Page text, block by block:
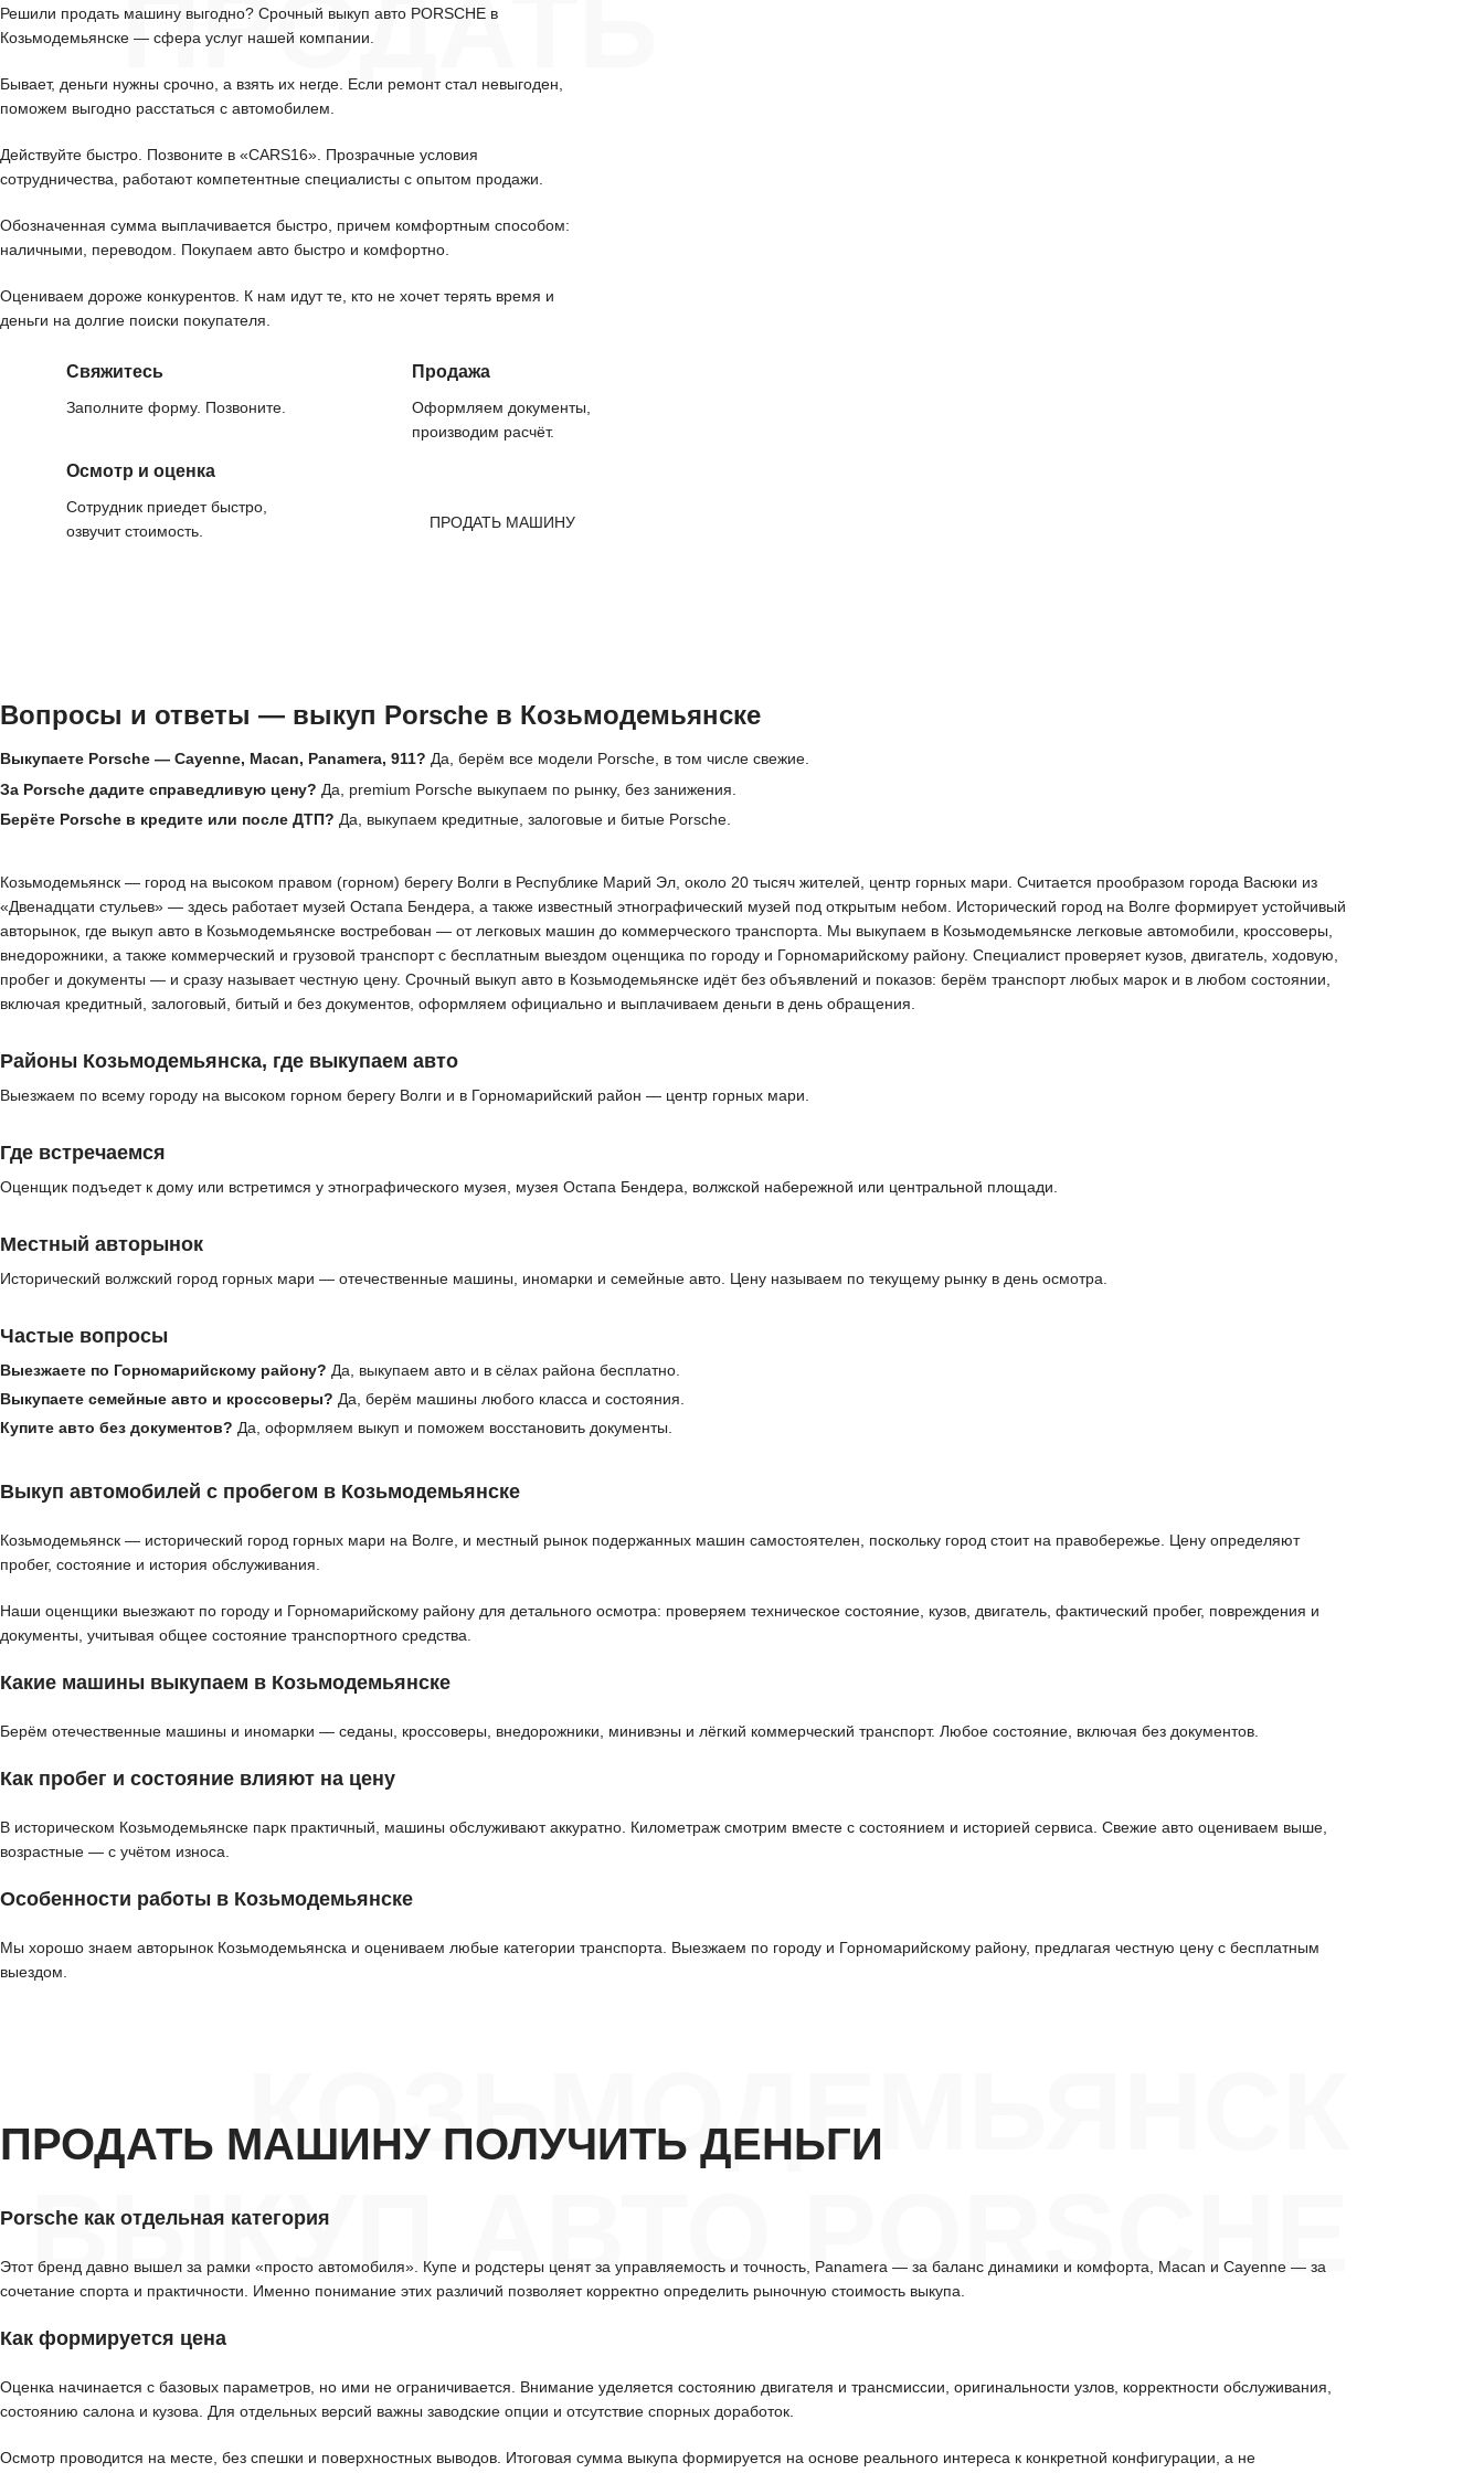
ПРОДАТЬ
Решили продать машину выгодно? Срочный выкуп авто PORSCHE в
Козьмодемьянске — сфера услуг нашей компании.
Бывает, деньги нужны срочно, а взять их негде. Если ремонт стал невыгоден,
поможем выгодно расстаться с автомобилем.
Действуйте быстро. Позвоните в «CARS16». Прозрачные условия
сотрудничества, работают компетентные специалисты с опытом продажи.
Обозначенная сумма выплачивается быстро, причем комфортным способом:
наличными, переводом. Покупаем авто быстро и комфортно.
Оцениваем дороже конкурентов. К нам идут те, кто не хочет терять время и
деньги на долгие поиски покупателя.
Свяжитесь
Заполните форму. Позвоните.
Осмотр и оценка
Сотрудник приедет быстро,
озвучит стоимость.
Продажа
Оформляем документы,
производим расчёт.
ПРОДАТЬ МАШИНУ
Вопросы и ответы — выкуп Porsche в Козьмодемьянске
Выкупаете Porsche — Cayenne, Macan, Panamera, 911? Да, берём все модели Porsche, в том числе свежие.
За Porsche дадите справедливую цену? Да, premium Porsche выкупаем по рынку, без занижения.
Берёте Porsche в кредите или после ДТП? Да, выкупаем кредитные, залоговые и битые Porsche.
Козьмодемьянск — город на высоком правом (горном) берегу Волги в Республике Марий Эл, около 20 тысяч жителей, центр горных мари. Считается прообразом города Васюки из
«Двенадцати стульев» — здесь работает музей Остапа Бендера, а также известный этнографический музей под открытым небом. Исторический город на Волге формирует устойчивый
авторынок, где выкуп авто в Козьмодемьянске востребован — от легковых машин до коммерческого транспорта. Мы выкупаем в Козьмодемьянске легковые автомобили, кроссоверы,
внедорожники, а также коммерческий и грузовой транспорт с бесплатным выездом оценщика по городу и Горномарийскому району. Специалист проверяет кузов, двигатель, ходовую,
пробег и документы — и сразу называет честную цену. Срочный выкуп авто в Козьмодемьянске идёт без объявлений и показов: берём транспорт любых марок и в любом состоянии,
включая кредитный, залоговый, битый и без документов, оформляем официально и выплачиваем деньги в день обращения.
Районы Козьмодемьянска, где выкупаем авто
Выезжаем по всему городу на высоком горном берегу Волги и в Горномарийский район — центр горных мари.
Где встречаемся
Оценщик подъедет к дому или встретимся у этнографического музея, музея Остапа Бендера, волжской набережной или центральной площади.
Местный авторынок
Исторический волжский город горных мари — отечественные машины, иномарки и семейные авто. Цену называем по текущему рынку в день осмотра.
Частые вопросы
Выезжаете по Горномарийскому району? Да, выкупаем авто и в сёлах района бесплатно.
Выкупаете семейные авто и кроссоверы? Да, берём машины любого класса и состояния.
Купите авто без документов? Да, оформляем выкуп и поможем восстановить документы.
Выкуп автомобилей с пробегом в Козьмодемьянске
Козьмодемьянск — исторический город горных мари на Волге, и местный рынок подержанных машин самостоятелен, поскольку город стоит на правобережье. Цену определяют
пробег, состояние и история обслуживания.
Наши оценщики выезжают по городу и Горномарийскому району для детального осмотра: проверяем техническое состояние, кузов, двигатель, фактический пробег, повреждения и
документы, учитывая общее состояние транспортного средства.
Какие машины выкупаем в Козьмодемьянске
Берём отечественные машины и иномарки — седаны, кроссоверы, внедорожники, минивэны и лёгкий коммерческий транспорт. Любое состояние, включая без документов.
Как пробег и состояние влияют на цену
В историческом Козьмодемьянске парк практичный, машины обслуживают аккуратно. Километраж смотрим вместе с состоянием и историей сервиса. Свежие авто оцениваем выше,
возрастные — с учётом износа.
Особенности работы в Козьмодемьянске
Мы хорошо знаем авторынок Козьмодемьянска и оцениваем любые категории транспорта. Выезжаем по городу и Горномарийскому району, предлагая честную цену с бесплатным
выездом.
КОЗЬМОДЕМЬЯНСК
ВЫКУП АВТО PORSCHE
ПРОДАТЬ МАШИНУ ПОЛУЧИТЬ ДЕНЬГИ
Porsche как отдельная категория
Этот бренд давно вышел за рамки «просто автомобиля». Купе и родстеры ценят за управляемость и точность, Panamera — за баланс динамики и комфорта, Macan и Cayenne — за
сочетание спорта и практичности. Именно понимание этих различий позволяет корректно определить рыночную стоимость выкупа.
Как формируется цена
Оценка начинается с базовых параметров, но ими не ограничивается. Внимание уделяется состоянию двигателя и трансмиссии, оригинальности узлов, корректности обслуживания,
состоянию салона и кузова. Для отдельных версий важны заводские опции и отсутствие спорных доработок.
Осмотр проводится на месте, без спешки и поверхностных выводов. Итоговая сумма выкупа формируется на основе реального интереса к конкретной конфигурации, а не